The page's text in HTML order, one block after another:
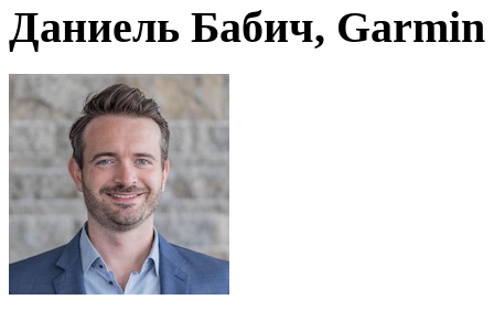
Даниель Бабич, Garmin